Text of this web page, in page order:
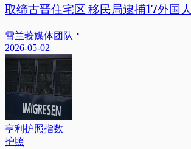
取缔古晋住宅区 移民局逮捕17外国人
雪兰莪媒体团队
2026-05-02
亨利护照指数
护照